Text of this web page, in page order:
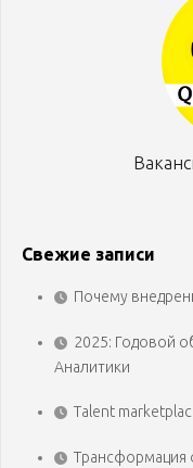
Свежие записи
Почему
2025: Годовой
Аналитики
Talent
Трансформация